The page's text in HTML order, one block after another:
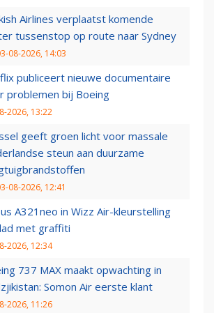
Airlines verplaatst komende
tussenstop op route naar Sydney
08-2026, 14:03
publiceert nieuwe documentaire
problemen bij Boeing
2026, 13:22
geeft groen licht voor massale
steun aan duurzame
08-2026, 12:41
A321neo in Wizz Air-kleurstelling
met graffiti
2026, 12:34
737 MAX maakt opwachting in
Somon Air eerste klant
2026, 11:26